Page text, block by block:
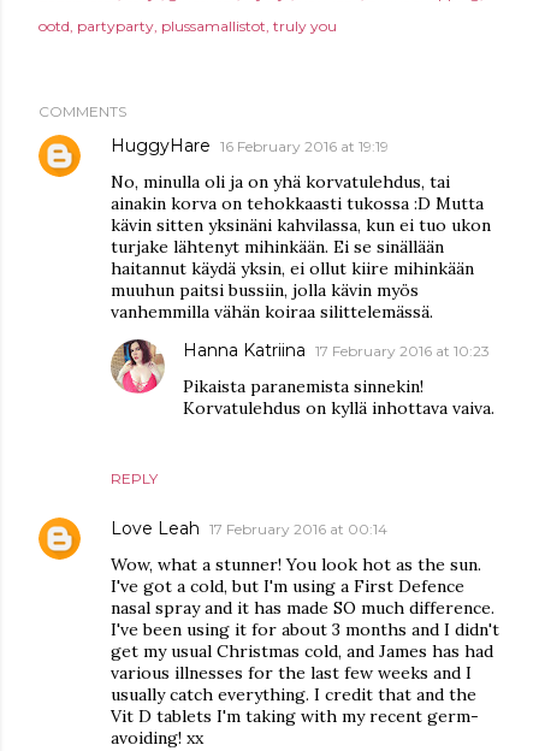
ootd partyparty plussamallistot truly you
COMMENTS
HuggyHare 16 February 2016 at 19:19
No, minulla oli ja on yhä korvatulehdus, tai
ainakin korva on tehokkaasti tukossa :D Mutta
kävin sitten yksinäni kahvilassa, kun ei tuo ukon
turjake lähtenyt mihinkään. Ei se sinällään
haitannut käydä yksin, ei ollut kiire mihinkään
muuhun paitsi bussiin, jolla kävin myös
vanhemmilla vähän koiraa silittelemässä.
REPLY
Hanna Katriina 17 February 2016 at 10:23
Pikaista paranemista sinnekin!
Korvatulehdus on kyllä inhottava vaiva.
Love Leah 17 February 2016 at 00:14
Wow, what a stunner! You look hot as the sun.
I've got a cold, but I'm using a First Defence
nasal spray and it has made SO much difference.
I've been using it for about 3 months and I didn't
get my usual Christmas cold, and James has had
various illnesses for the last few weeks and I
usually catch everything. I credit that and the
Vit D tablets I'm taking with my recent germ-
avoiding! xx